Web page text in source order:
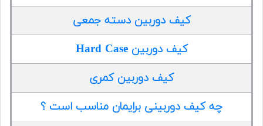
کیف دوربین دسته جمعی
کیف دوربین Hard Case
کیف دوربین کمری
چه کیف دوربینی برایمان مناسب است ؟